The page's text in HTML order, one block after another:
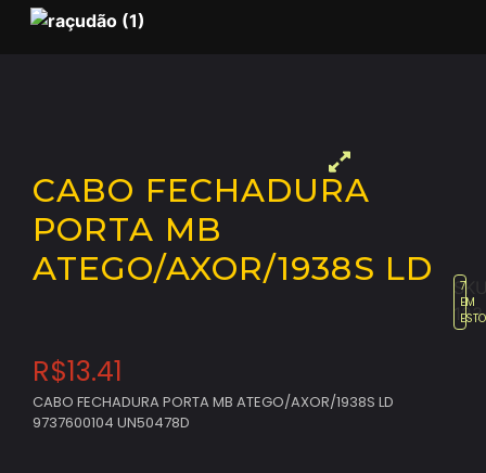
CABO FECHADURA
PORTA MB
ATEGO/AXOR/1938S LD
7
EM
R$13.41
CABO FECHADURA PORTA MB ATEGO/AXOR/1938S LD
9737600104 UN50478D